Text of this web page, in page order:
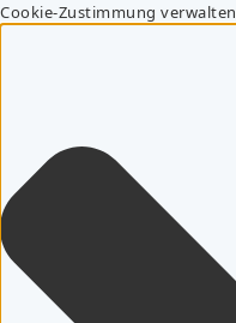
Cookie-Zustimmung verwalten